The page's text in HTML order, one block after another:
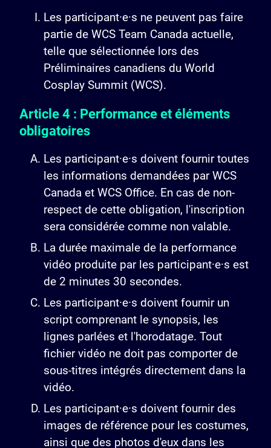
Les participant·e·s ne peuvent pas faire
partie de WCS Team Canada actuelle,
telle que sélectionnée lors des
Préliminaires canadiens du World
Cosplay Summit (WCS).
Article 4 : Performance et éléments
obligatoires
Les participant·e·s doivent fournir toutes
les informations demandées par WCS
Canada et WCS Office. En cas de non-
respect de cette obligation, l'inscription
sera considérée comme non valable.
La durée maximale de la performance
vidéo produite par les participant·e·s est
de 2 minutes 30 secondes.
Les participant·e·s doivent fournir un
script comprenant le synopsis, les
lignes parlées et l'horodatage. Tout
fichier vidéo ne doit pas comporter de
sous-titres intégrés directement dans la
vidéo.
Les participant·e·s doivent fournir des
images de référence pour les costumes,
ainsi que des photos d'eux dans les